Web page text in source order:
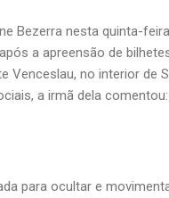
Bezerra nesta quinta-
a apreensão de
Venceslau, no interior de
a irmã dela
para ocultar e